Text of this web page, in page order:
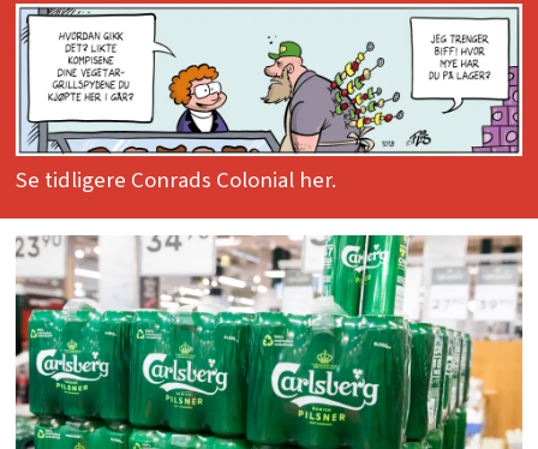
Se tidligere Conrads Colonial her.